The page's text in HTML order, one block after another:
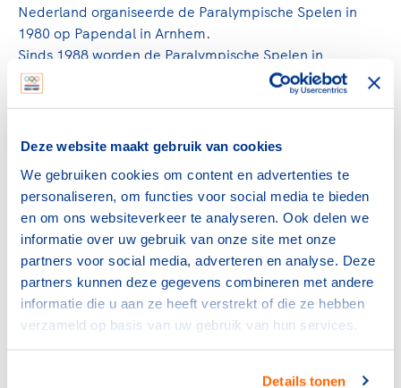
Deze website maakt gebruik van cookies
We gebruiken cookies om content en advertenties te
personaliseren, om functies voor social media te bieden
en om ons websiteverkeer te analyseren. Ook delen we
informatie over uw gebruik van onze site met onze
partners voor social media, adverteren en analyse. Deze
partners kunnen deze gegevens combineren met andere
informatie die u aan ze heeft verstrekt of die ze hebben
verzameld op basis van uw gebruik van hun services.
Details tonen
Nederland organiseerde de Paralympische Spelen in
1980 op Papendal in Arnhem.
Sinds 1988 worden de Paralympische Spelen in
dezelfde accommodaties en steden gehouden als de
Olympische Spelen.
De internationale organisatie die zich bezighoudt met de
Paralympic Committee, afgekort IPC. In 2001 werd er
een overeenkomst gesloten tot samenwerking tussen
IPC en IOC, wat leidt tot een verdere samenwerking van
de Olympische en Paralympische Spelen.
Gehandicaptensport Nederland en NOC*NSF
In Nederland is er op Paralympisch vlak een jarenlange
nauwe samenwerking tussen Gehandicaptensport
Nederland en NOC*NSF. Voor de Paralympische Spelen
van Athene heeft NOC*NSF de feitelijke voorbereiding